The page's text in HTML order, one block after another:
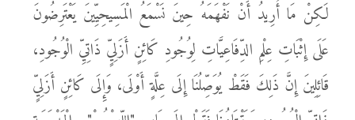
لَكِنْ مَا أُرِيدُ أَنْ نَفْهَمَهُ حِينَ نَسْمَعُ الْمَسِيحِيِّينَ يَعْتَرِضُونَ
عَلَى إِثْبَاتِ عِلْمِ الدِّفَاعِيَّاتِ لِوُجُودِ كَائِنٍ أَزَلِيٍّ ذَاتِيِّ الْوُجُودِ،
قَائِلِينَ إِنَّ ذَلِكَ فَقَطْ يُوَصِّلُنَا إِلَى عِلَّةٍ أَوْلَى، وَإِلَى كَائِنٍ أَزَلِيٍّ